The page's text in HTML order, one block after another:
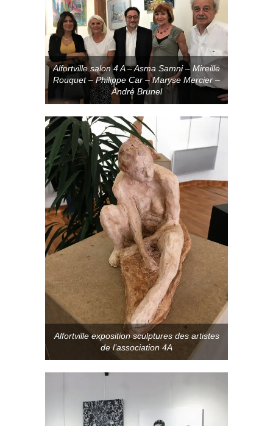
Alfortville salon 4 A – Asma Samni – Mireille
Rouquet – Philippe Car – Maryse Mercier –
André Brunel
Alfortville exposition sculptures des artistes
de l’association 4A